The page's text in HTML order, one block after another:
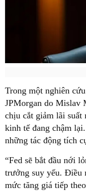
Trong một nghiên
JPMorgan do Mislav
chịu cắt giảm lãi suất
kinh tế đang chậm
những tác động tích
“Fed sẽ bắt đầu nới
trưởng suy yếu. Điều
mức tăng giá tiếp